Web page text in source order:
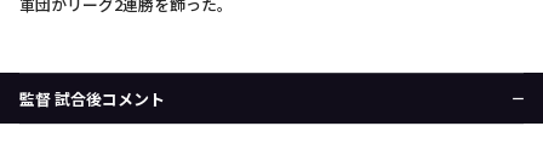
軍団がリーグ2連勝を飾った。
監督 試合後コメント